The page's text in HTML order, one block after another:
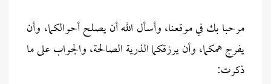
مرحبا بك في موقعنا، وأسأل الله أن يصلح أحوالكما، وأن
يفرج همكما، وأن يرزقكما الذرية الصالحة، والجواب على ما
ذكرت: